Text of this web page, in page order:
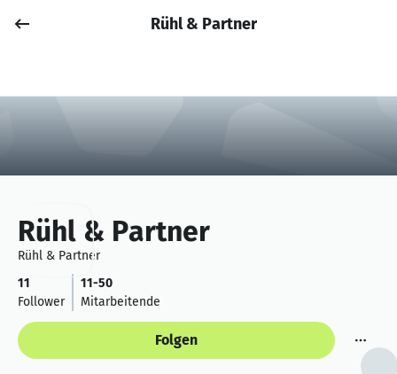
Anmelden
Rühl & Partner
Rühl & Partner
Rühl & Partner
11
Follower
11-50
Mitarbeitende
Folgen